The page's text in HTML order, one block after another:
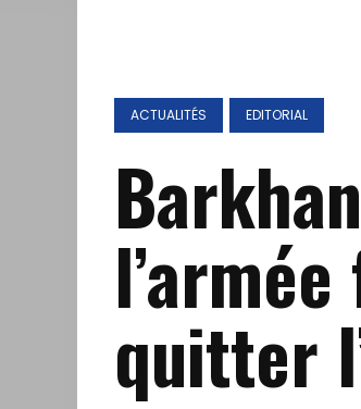
ACTUALITÉS EDITORIAL
quitter